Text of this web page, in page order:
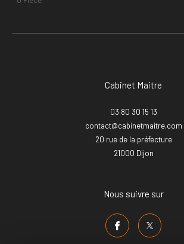
Cabinet Maitre
03 80 30 15 13
contact@cabinetmaitre.com
20 rue de la préfecture
21000
dijon
Nous suivre sur